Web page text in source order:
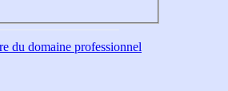
du domaine professionnel